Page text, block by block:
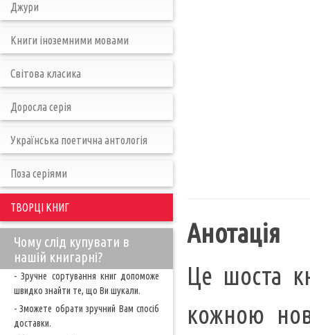
Анотація
Це шоста
кожною
Джури
Книги іноземними мовами
Світова класика
Доросла серія
Українська поетична антологія
Поза серіями
ТВОРЦІ КНИГ
Чому слід купувати в
нашій книгарні?
- Зручне сортування книг допоможе
швидко знайти те, що Ви шукали.
- Зможете обрати зручний Вам спосіб
доставки.